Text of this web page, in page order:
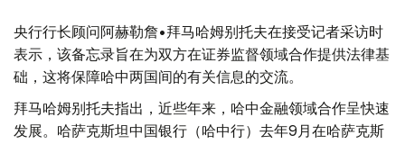
央行行长顾问阿赫勒詹•拜马哈姆别托夫在接受记者采访时
表示，该备忘录旨在为双方在证券监督领域合作提供法律基
础，这将保障哈中两国间的有关信息的交流。
拜马哈姆别托夫指出，近些年来，哈中金融领域合作呈快速
发展。哈萨克斯坦中国银行（哈中行）去年9月在哈萨克斯